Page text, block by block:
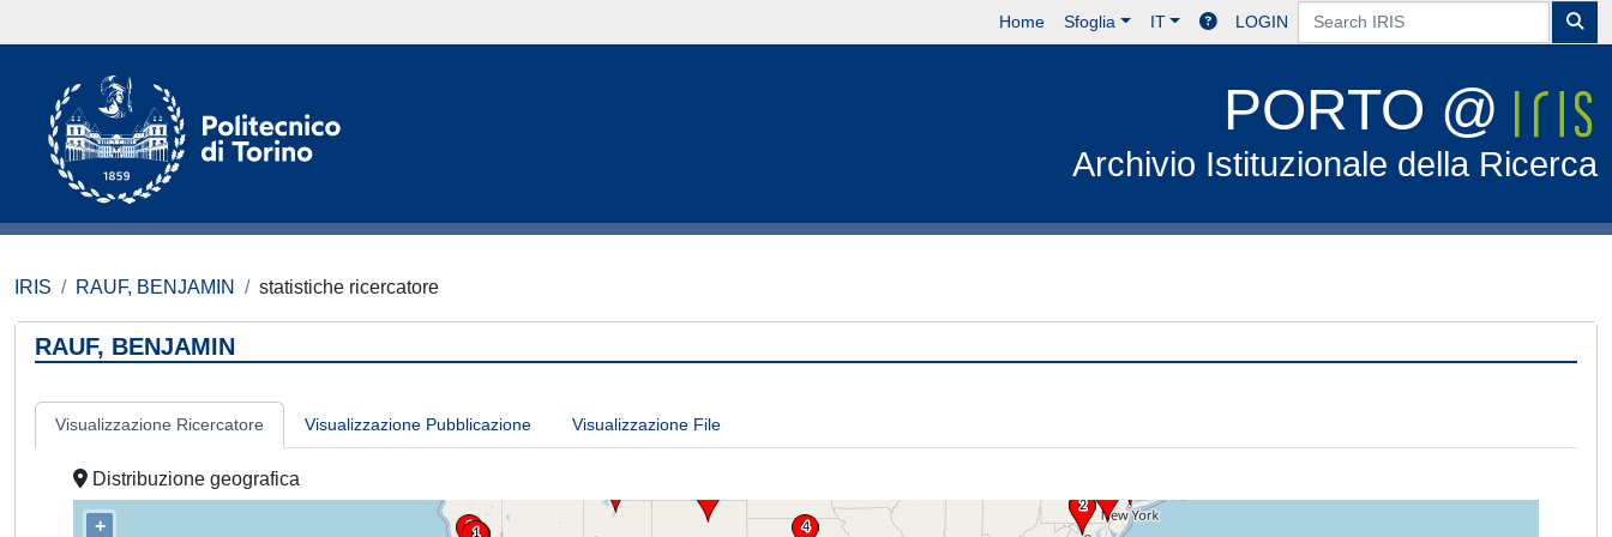
Home Sfoglia IT LOGIN
PORTO @
Archivio Istituzionale della Ricerca
IRIS RAUF, BENJAMIN statistiche ricercatore
RAUF, BENJAMIN
Visualizzazione Ricercatore Visualizzazione Pubblicazione Visualizzazione File
Distribuzione geografica
+